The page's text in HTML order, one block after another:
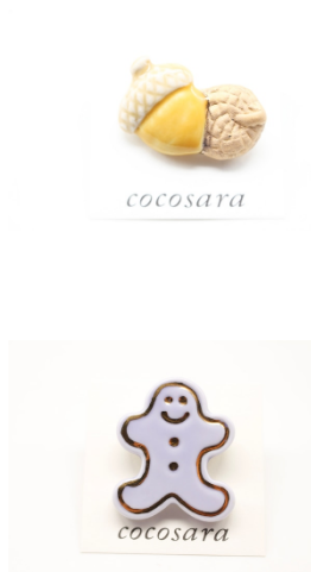
有田焼ブローチ どんぐり 3
¥1,200
有田焼ブローチ ジンジャーブレッドマ
ン1
¥1,000